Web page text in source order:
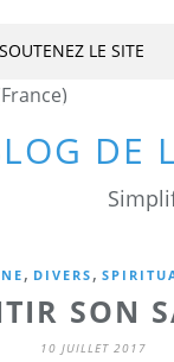
DE
SOUTENEZ LE SITE
, DIVERS ,
SON
10 JUILLET 2017